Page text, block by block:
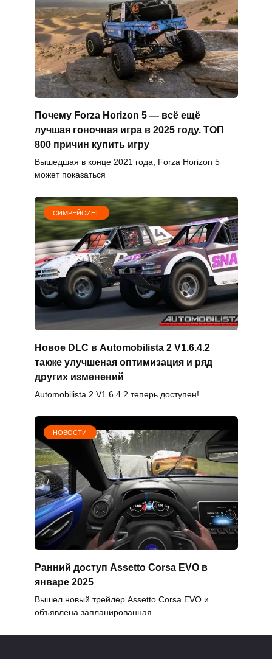
Почему Forza Horizon 5 — всё ещё
лучшая гоночная игра в 2025 году. ТОП
800 причин купить игру
Вышедшая в конце 2021 года, Forza Horizon 5
может показаться
СИМРЕЙСИНГ
Новое DLC в Automobilista 2 V1.6.4.2
также улучшеная оптимизация и ряд
других изменений
Automobilista 2 V1.6.4.2 теперь доступен!
НОВОСТИ
Ранний доступ Assetto Corsa EVO в
январе 2025
Вышел новый трейлер Assetto Corsa EVO и
объявлена запланированная